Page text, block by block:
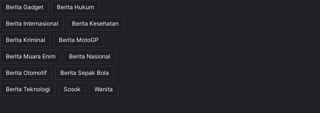
Berita Gadget Berita Hukum
Berita Internasional Berita Kesehatan
Berita Kriminal Berita MotoGP
Berita Muara Enim Berita Nasional
Berita Otomotif Berita Sepak Bola
Berita Teknologi Sosok Wanita